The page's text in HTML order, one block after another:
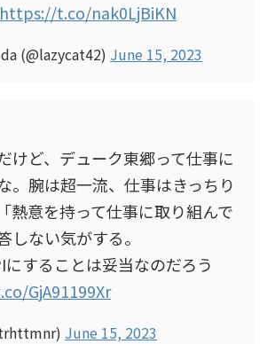
https://t.co/nak0LjBiKN
(@lazycat42) June 15, 2023
けど、デューク東郷って仕事に
。腕は超一流、仕事はきっちり
熱意を持って仕事に取り組んで
しない気がする。
にすることは妥当なのだろう
GjA91199Xr
June 15, 2023